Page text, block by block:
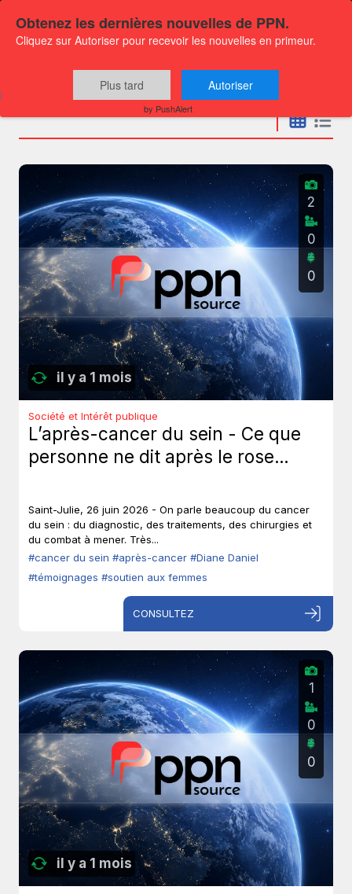
Communiqués
il y a 1 mois
2
0
0
Société et Intérêt publique
L’après-cancer du sein - Ce que
personne ne dit après le rose…
Saint-Julie, 26 juin 2026 - On parle beaucoup du cancer
du sein : du diagnostic, des traitements, des chirurgies et
du combat à mener. Très...
#cancer du sein #après-cancer #Diane Daniel
#témoignages #soutien aux femmes
CONSULTEZ
il y a 1 mois
1
0
0
Obtenez les dernières nouvelles de PPN.
Cliquez sur Autoriser pour recevoir les nouvelles en primeur.
Plus tard Autoriser
by PushAlert